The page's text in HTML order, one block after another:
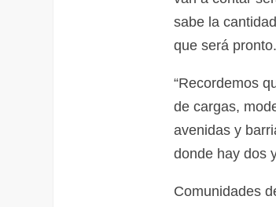
sabe la
que será pronto.
“Recordemos
de cargas,
avenidas y
donde hay dos
Comunidades